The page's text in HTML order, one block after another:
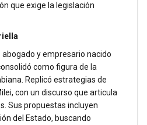
que exige la legislación
abogado y empresario nacido
como figura de la
Replicó estrategias de
con un discurso que articula
Sus propuestas incluyen
del Estado, buscando